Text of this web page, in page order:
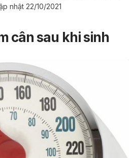
nhật 22/10/2021
cân sau khi sinh